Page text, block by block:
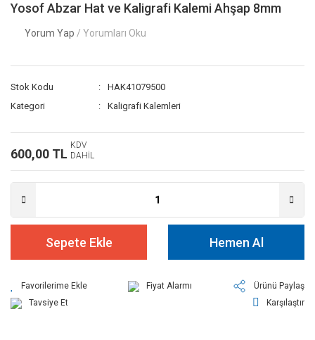
Yosof Abzar Hat ve Kaligrafi Kalemi Ahşap 8mm
Yorum Yap / Yorumları Oku
Stok Kodu
HAK41079500
Kategori
Kaligrafi Kalemleri
600,00 TL
KDV
DAHİL
Sepete Ekle Hemen Al
Fiyat Alarmı
Ürünü Paylaş
Tavsiye Et
Karşılaştır